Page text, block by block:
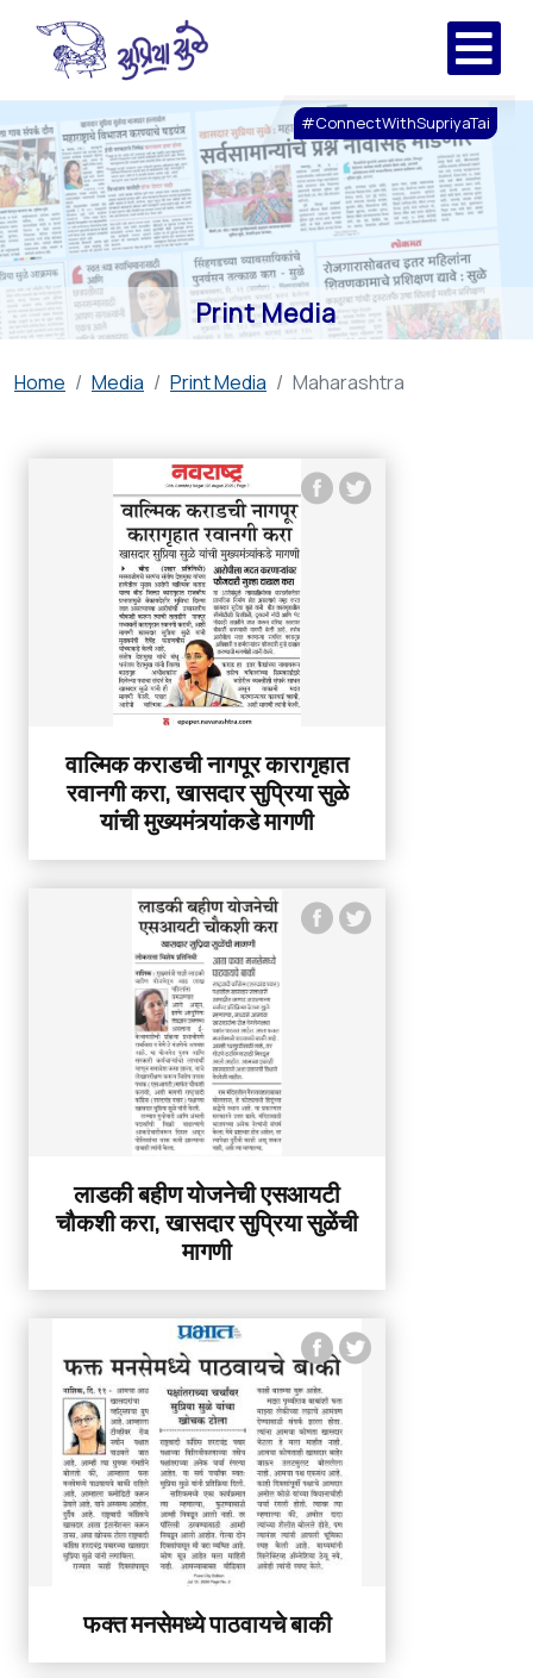
#ConnectWithSupriyaTai
Print Media
Home Media Print Media Maharashtra
वाल्मिक कराडची नागपूर कारागृहात
रवानगी करा, खासदार सुप्रिया सुळे
यांची मुख्यमंत्र्यांकडे मागणी
लाडकी बहीण योजनेची एसआयटी
चौकशी करा, खासदार सुप्रिया सुळेंची
मागणी
फक्त मनसेमध्ये पाठवायचे बाकी